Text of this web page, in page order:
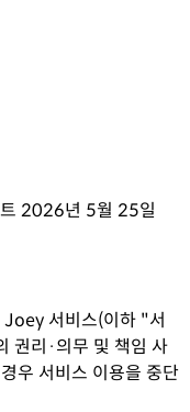
2026년 5월 25일
서비스(이하 "서
권리·의무 및 책임 사
우 서비스 이용을 중단